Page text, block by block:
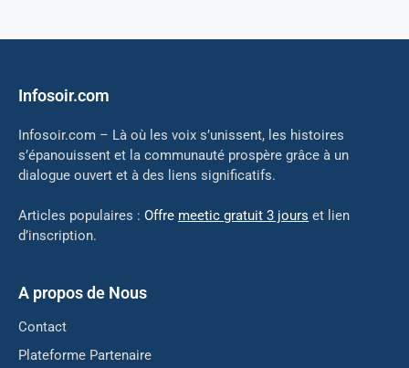
Infosoir.com
Infosoir.com – Là où les voix s’unissent, les histoires
s’épanouissent et la communauté prospère grâce à un
dialogue ouvert et à des liens significatifs.
Articles populaires : Offre meetic gratuit 3 jours et lien
d’inscription.
A propos de Nous
Contact
Plateforme Partenaire